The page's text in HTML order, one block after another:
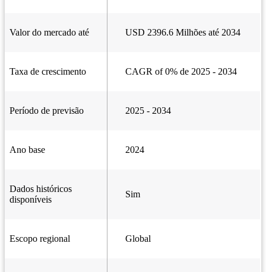
Valor do mercado até USD 2396.6 Milhões até 2034
Taxa de crescimento CAGR of 0% de 2025 - 2034
Período de previsão 2025 - 2034
Ano base 2024
Dados históricos
disponíveis
Sim
Escopo regional Global